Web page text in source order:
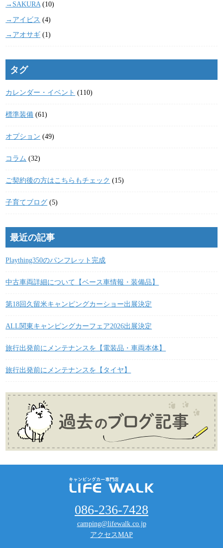
→SAKURA(10)
→アイビス (4)
→アオサギ (1)
タグ
カレンダー・イベント (110)
標準装備 (61)
オプション (49)
コラム (32)
ご契約後の方はこちらもチェック (15)
子育てブログ (5)
最近の記事
Plaything350のパンフレット完成
中古車両詳細について【ベース車情報・装備品】
第18回久留米キャンピングカーショー出展決定
ALL関東キャンピングカーフェア2026出展決定
旅行出発前にメンテナンスを【電装品・車両本体】
旅行出発前にメンテナンスを【タイヤ】
086-236-7428
camping@lifewalk.co.jp
アクセスMAP